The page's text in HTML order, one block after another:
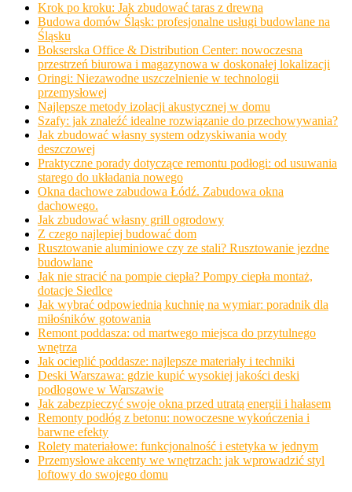
Krok po kroku: Jak zbudować taras z drewna
Budowa domów Śląsk: profesjonalne usługi budowlane na
Śląsku
Bokserska Office & Distribution Center: nowoczesna
przestrzeń biurowa i magazynowa w doskonałej lokalizacji
Oringi: Niezawodne uszczelnienie w technologii
przemysłowej
Najlepsze metody izolacji akustycznej w domu
Szafy: jak znaleźć idealne rozwiązanie do przechowywania?
Jak zbudować własny system odzyskiwania wody
deszczowej
Praktyczne porady dotyczące remontu podłogi: od usuwania
starego do układania nowego
Okna dachowe zabudowa Łódź. Zabudowa okna
dachowego.
Jak zbudować własny grill ogrodowy
Z czego najlepiej budować dom
Rusztowanie aluminiowe czy ze stali? Rusztowanie jezdne
budowlane
Jak nie stracić na pompie ciepła? Pompy ciepła montaż,
dotacje Siedlce
Jak wybrać odpowiednią kuchnię na wymiar: poradnik dla
miłośników gotowania
Remont poddasza: od martwego miejsca do przytulnego
wnętrza
Jak ocieplić poddasze: najlepsze materiały i techniki
Deski Warszawa: gdzie kupić wysokiej jakości deski
podłogowe w Warszawie
Jak zabezpieczyć swoje okna przed utratą energii i hałasem
Remonty podłóg z betonu: nowoczesne wykończenia i
barwne efekty
Rolety materiałowe: funkcjonalność i estetyka w jednym
Przemysłowe akcenty we wnętrzach: jak wprowadzić styl
loftowy do swojego domu